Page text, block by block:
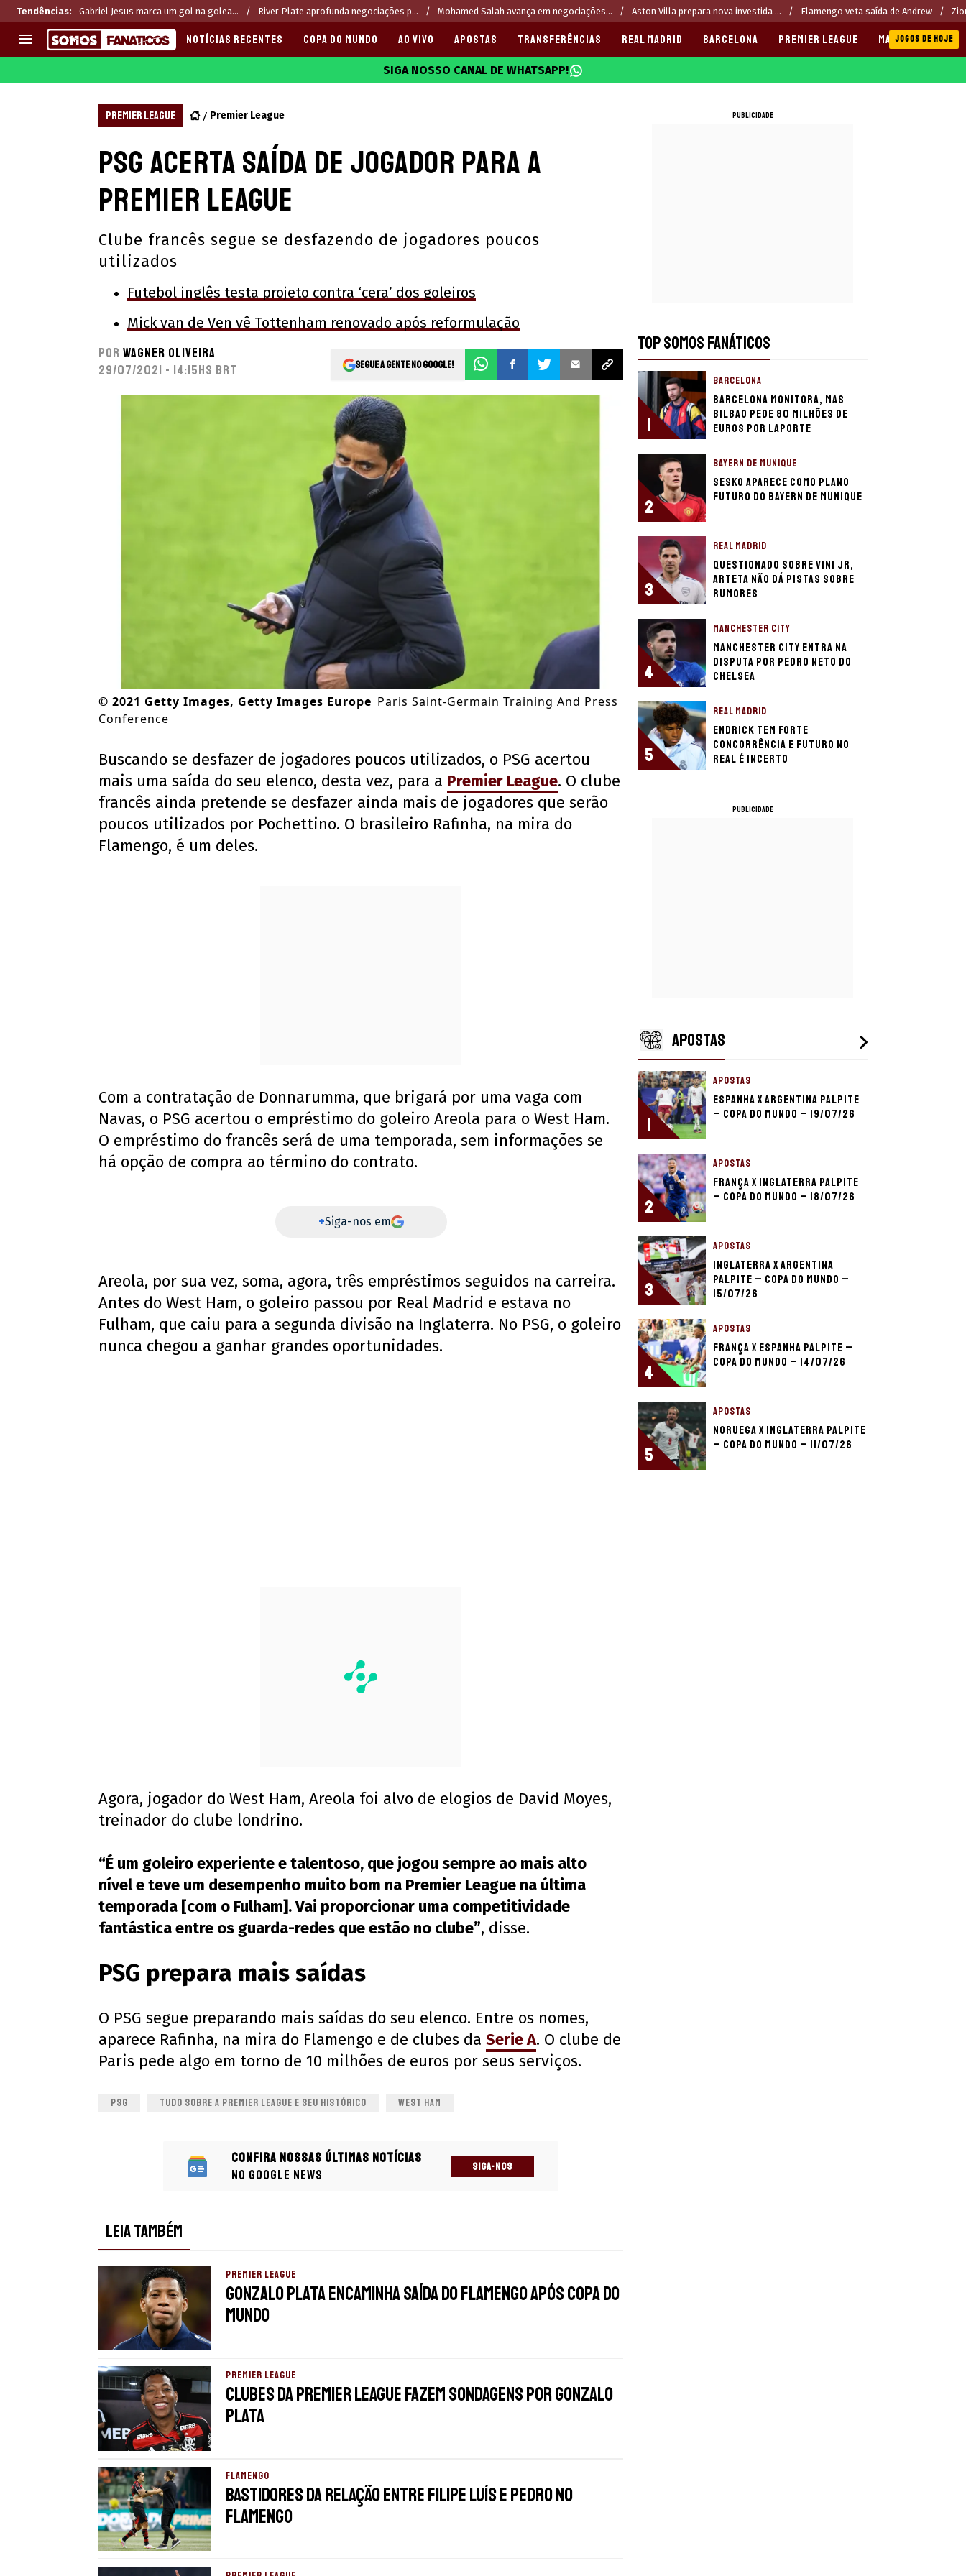
Tendências: Gabriel Jesus marca um gol na golea... River Plate aprofunda negociações p... Mohamed Salah avança em negociações... Aston Villa prepara nova investida ... Flamengo veta saída de Andrew
CHAMPIONS LEAGUE
PREMIER LEAGUE
LIGA PORTUGUESA
EUROPA LEAGUE
Melhores sites de apostas 2025
Últimas
CASAS DE APOSTAS
CÓDIGOS e OFERTAS
APPS
NOTÍCIAS RECENTES COPA DO MUNDO AO VIVO APOSTAS TRANSFERÊNCIAS REAL MADRID BARCELONA PREMIER LEAGUE MANCHESTER CITY
JOGOS DE HOJE
SIGA NOSSO CANAL DE WHATSAPP!
PREMIER LEAGUE Premier League
PSG acerta saída de jogador para a
Premier League
Clube francês segue se desfazendo de jogadores poucos
utilizados
Futebol inglês testa projeto contra ‘cera’ dos goleiros
Mick van de Ven vê Tottenham renovado após reformulação
Por Wagner Oliveira
29/07/2021 - 14:15hs BRT
Segue a gente no Google!
© 2021 Getty Images, Getty Images Europe Paris Saint-Germain Training And Press
Conference
Buscando se desfazer de jogadores poucos utilizados, o PSG acertou
mais uma saída do seu elenco, desta vez, para a Premier League. O clube
francês ainda pretende se desfazer ainda mais de jogadores que serão
poucos utilizados por Pochettino. O brasileiro Rafinha, na mira do
Flamengo, é um deles.
Com a contratação de Donnarumma, que brigará por uma vaga com
Navas, o PSG acertou o empréstimo do goleiro Areola para o West Ham.
O empréstimo do francês será de uma temporada, sem informações se
há opção de compra ao término do contrato.
+Siga-nos em
Areola, por sua vez, soma, agora, três empréstimos seguidos na carreira.
Antes do West Ham, o goleiro passou por Real Madrid e estava no
Fulham, que caiu para a segunda divisão na Inglaterra. No PSG, o goleiro
nunca chegou a ganhar grandes oportunidades.
Agora, jogador do West Ham, Areola foi alvo de elogios de David Moyes,
treinador do clube londrino.
“É um goleiro experiente e talentoso, que jogou sempre ao mais alto
nível e teve um desempenho muito bom na Premier League na última
temporada [com o Fulham]. Vai proporcionar uma competitividade
fantástica entre os guarda-redes que estão no clube”, disse.
PSG prepara mais saídas
O PSG segue preparando mais saídas do seu elenco. Entre os nomes,
aparece Rafinha, na mira do Flamengo e de clubes da Serie A. O clube de
Paris pede algo em torno de 10 milhões de euros por seus serviços.
PSG TUDO SOBRE A PREMIER LEAGUE E SEU HISTÓRICO WEST HAM
Confira nossas últimas notícias
no Google News
SIGA-NOS
LEIA TAMBÉM
PREMIER LEAGUE
Gonzalo Plata encaminha saída do Flamengo após Copa do
Mundo
PREMIER LEAGUE
Clubes da Premier League fazem sondagens por Gonzalo
Plata
FLAMENGO
Bastidores da relação entre Filipe Luís e Pedro no
Flamengo
PUBLICIDADE
TOP SOMOS FANÁTICOS
1
BARCELONA
Barcelona monitora, mas
Bilbao pede 80 milhões de
euros por Laporte
2
BAYERN DE MUNIQUE
Sesko aparece como plano
futuro do Bayern de Munique
3
REAL MADRID
Questionado sobre Vini Jr,
Arteta não dá pistas sobre
rumores
4
MANCHESTER CITY
Manchester City entra na
disputa por Pedro Neto do
Chelsea
5
REAL MADRID
Endrick tem forte
concorrência e futuro no
Real é incerto
PUBLICIDADE
APOSTAS
1
APOSTAS
Espanha x Argentina palpite
– Copa do Mundo – 19/07/26
2
APOSTAS
França x Inglaterra palpite
– Copa do Mundo – 18/07/26
3
APOSTAS
Inglaterra x Argentina
palpite – Copa do Mundo –
15/07/26
4
APOSTAS
França x Espanha palpite –
Copa do Mundo – 14/07/26
5
APOSTAS
Noruega x Inglaterra palpite
– Copa do Mundo – 11/07/26